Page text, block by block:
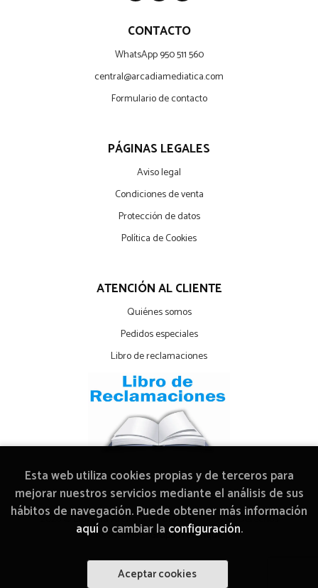
CONTACTO
WhatsApp 950 511 560
central@arcadiamediatica.com
Formulario de contacto
PÁGINAS LEGALES
Aviso legal
Condiciones de venta
Protección de datos
Política de Cookies
ATENCIÓN AL CLIENTE
Quiénes somos
Pedidos especiales
Libro de reclamaciones
2026 ©Librería Arcadia Mediática. Todos los Derechos
Reservados |Grupo Trevenque
Esta web utiliza cookies propias y de terceros para
mejorar nuestros servicios mediante el análisis de sus
hábitos de navegación. Puede obtener más información
aquío cambiar la configuración.
Aceptar cookies